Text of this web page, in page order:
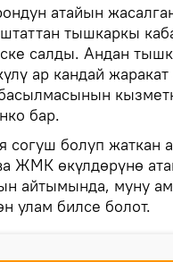
атайын
тышкаркы
салды. Андан
ар кандай
бар.
согуш болуп жаткан
ЖМК өкүлдөрүнө
айтымында, муну
улам билсе болот.